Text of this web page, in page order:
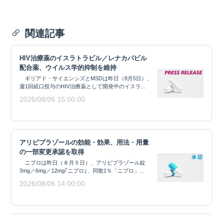
関連記事
HIV治療薬のイスラトラビル／レナカパビル
配合薬、ウイルス学的抑制を維持
ギリアド・サイエンシズとMSDは昨日（8月5日）、
週1回経口投与のHIV治療薬として開発中のイスラ...
2026/08/06 15:00:00
アリピプラゾールの効能・効果、用法・用量
の一部変更承認を取得
ニプロは昨日（８月５日）、アリピプラゾール錠
3mg／6mg／12mg｢ニプロ｣、同散1％「ニプロ」...
2026/08/06 14:00:00